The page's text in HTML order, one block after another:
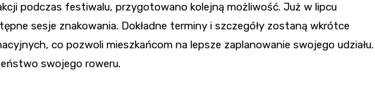
podczas festiwalu, przygotowano kolejną możliwość. Już w lipcu
sesje znakowania. Dokładne terminy i szczegóły zostaną wkrótce
co pozwoli mieszkańcom na lepsze zaplanowanie swojego udziału.
swojego roweru.